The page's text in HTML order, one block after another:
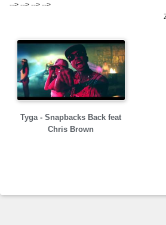
--> --> --> -->
Tyga - Snapbacks Back feat
Chris Brown